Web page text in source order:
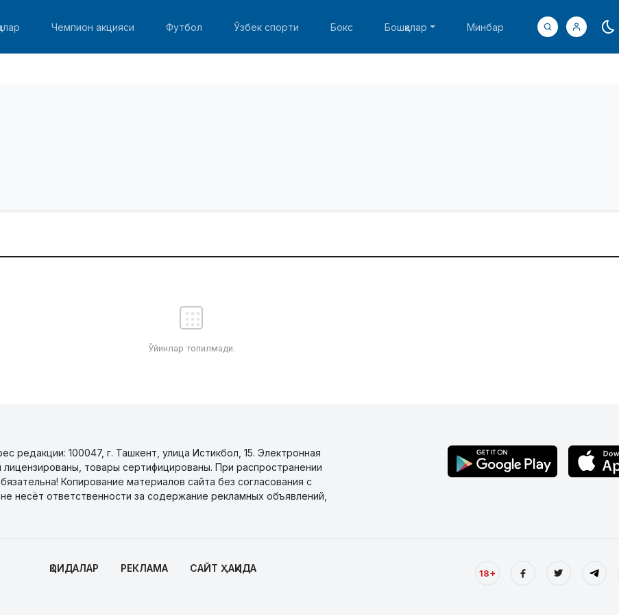
Чемпион акцияси Футбол Ўзбек спорти Бокс Бошқалар Минбар
Ўйинлар топилмади.
редакции: 100047, г. Ташкент, улица Истикбол, 15. Электронная
товары сертифицированы. При распространении
Копирование материалов сайта без согласования с
несёт ответственности за содержание рекламных объявлений,
ҚОИДАЛАР РЕКЛАМА САЙТ ҲАҚИДА 18+